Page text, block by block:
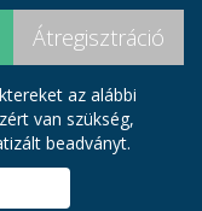
az alábbi
van szükség,
beadványt.